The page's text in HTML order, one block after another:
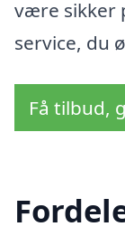
være sikker
service, du
Få tilbud,